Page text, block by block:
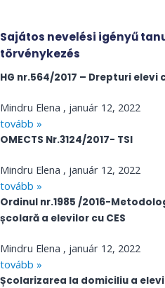
Sajátos nevelési igényű
törvénykezés
HG nr.564/2017 – Drepturi elevi
Mindru Elena
január 12, 2022
tovább »
OMECTS Nr.3124/2017- TSI
Mindru Elena
január 12, 2022
tovább »
Ordinul nr.1985 /2016-
școlară a elevilor cu CES
Mindru Elena
január 12, 2022
tovább »
Școlarizarea la domiciliu a